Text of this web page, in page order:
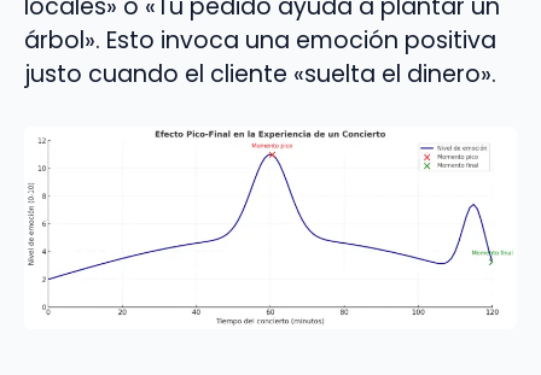
locales» o «Tu pedido ayuda a plantar un
árbol». Esto invoca una emoción positiva
justo cuando el cliente «suelta el dinero».